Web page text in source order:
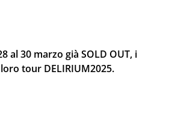
al 30 marzo già SOLD OUT, i
tour DELIRIUM2025.